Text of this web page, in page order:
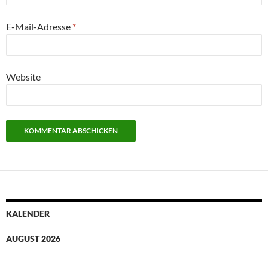
E-Mail-Adresse *
Website
KALENDER
AUGUST 2026